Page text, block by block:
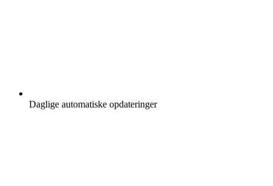
Daglige automatiske opdateringer